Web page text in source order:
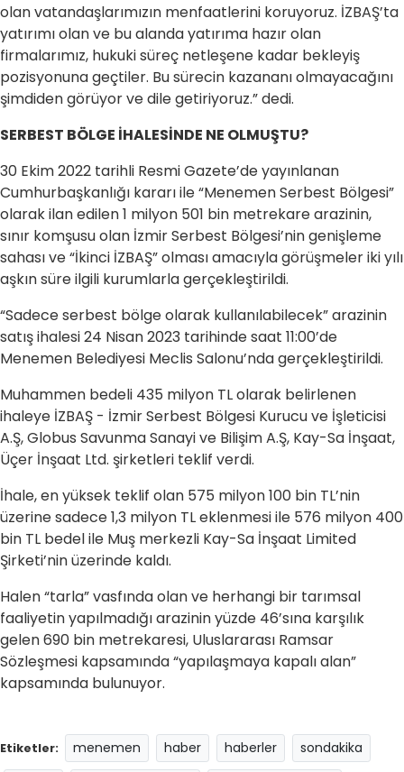
olan vatandaşlarımızın menfaatlerini koruyoruz. İZBAŞ’ta
yatırımı olan ve bu alanda yatırıma hazır olan
firmalarımız, hukuki süreç netleşene kadar bekleyiş
pozisyonuna geçtiler. Bu sürecin kazananı olmayacağını
şimdiden görüyor ve dile getiriyoruz.” dedi.
SERBEST BÖLGE İHALESİNDE NE OLMUŞTU?
30 Ekim 2022 tarihli Resmi Gazete’de yayınlanan
Cumhurbaşkanlığı kararı ile “Menemen Serbest Bölgesi”
olarak ilan edilen 1 milyon 501 bin metrekare arazinin,
sınır komşusu olan İzmir Serbest Bölgesi’nin genişleme
sahası ve “İkinci İZBAŞ” olması amacıyla görüşmeler iki yılı
aşkın süre ilgili kurumlarla gerçekleştirildi.
“Sadece serbest bölge olarak kullanılabilecek” arazinin
satış ihalesi 24 Nisan 2023 tarihinde saat 11:00’de
Menemen Belediyesi Meclis Salonu’nda gerçekleştirildi.
Muhammen bedeli 435 milyon TL olarak belirlenen
ihaleye İZBAŞ - İzmir Serbest Bölgesi Kurucu ve İşleticisi
A.Ş, Globus Savunma Sanayi ve Bilişim A.Ş, Kay-Sa İnşaat,
Üçer İnşaat Ltd. şirketleri teklif verdi.
İhale, en yüksek teklif olan 575 milyon 100 bin TL’nin
üzerine sadece 1,3 milyon TL eklenmesi ile 576 milyon 400
bin TL bedel ile Muş merkezli Kay-Sa İnşaat Limited
Şirketi’nin üzerinde kaldı.
Halen “tarla” vasfında olan ve herhangi bir tarımsal
faaliyetin yapılmadığı arazinin yüzde 46’sına karşılık
gelen 690 bin metrekaresi, Uluslararası Ramsar
Sözleşmesi kapsamında “yapılaşmaya kapalı alan”
kapsamında bulunuyor.
Etiketler: menemen haber haberler
sondakika